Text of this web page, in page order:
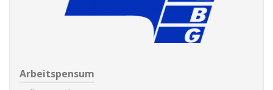
Arbeitspensum